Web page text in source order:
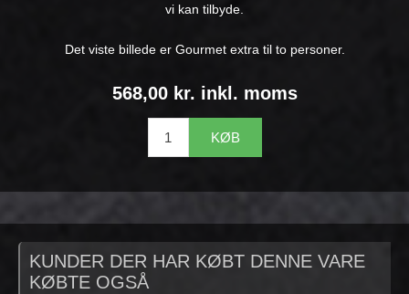
vi kan tilbyde.
Det viste billede er Gourmet extra til to personer.
568,00 kr. inkl. moms
KØB
KUNDER DER HAR KØBT DENNE VARE
KØBTE OGSÅ